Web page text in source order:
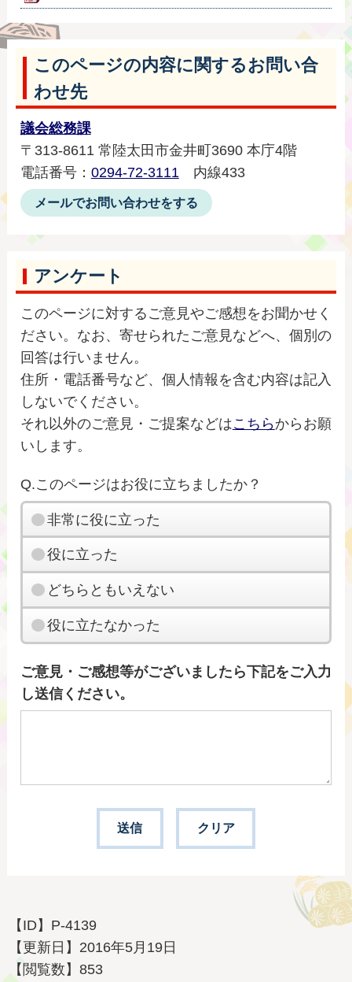
このページの内容に関するお問い合
わせ先
議会総務課
〒313-8611 常陸太田市金井町3690 本庁4階
電話番号： 0294-72-3111内線433
メールでお問い合わせをする
アンケート
このページに対するご意見やご感想をお聞かせく
ださい。なお、寄せられたご意見などへ、個別の
回答は行いません。
住所・電話番号など、個人情報を含む内容は記入
しないでください。
それ以外のご意見・ご提案などはこちらからお願
いします。
Q.このページはお役に立ちましたか？
非常に役に立った
役に立った
どちらともいえない
役に立たなかった
ご意見・ご感想等がございましたら下記をご入力
し送信ください。
【ID】 P-4139
【更新日】 2016年5月19日
【閲覧数】853